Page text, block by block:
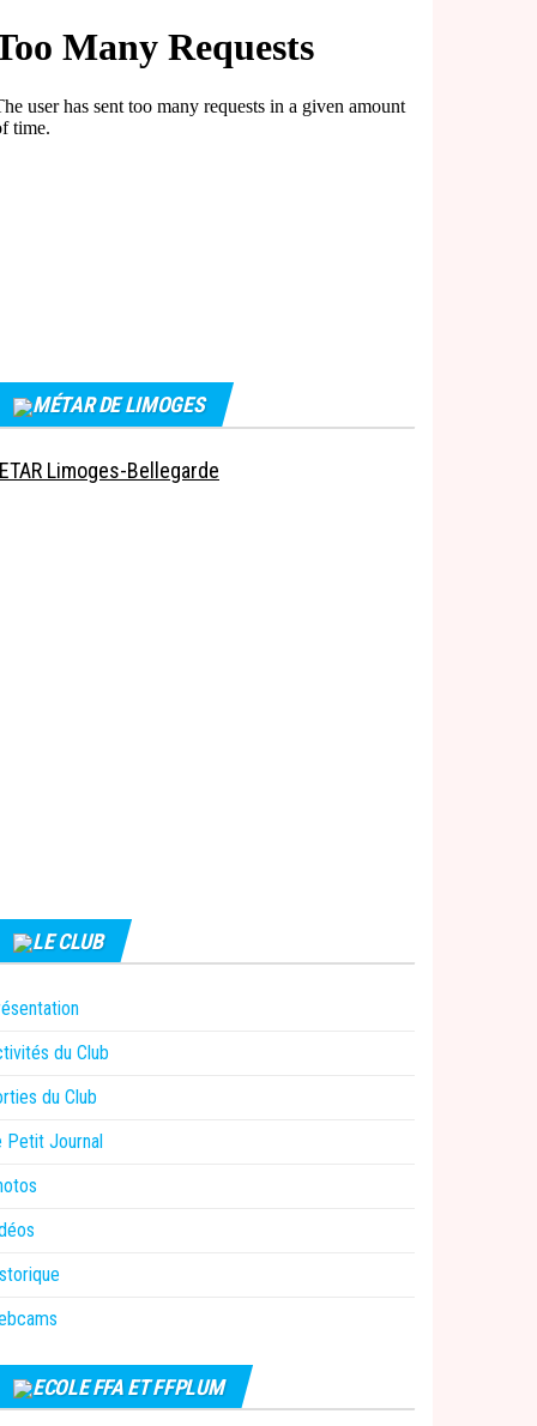
MÉTAR DE LIMOGES
Limoges-Bellegarde
LE CLUB
du Club
du Club
Petit Journal
ECOLE FFA ET FFPLUM